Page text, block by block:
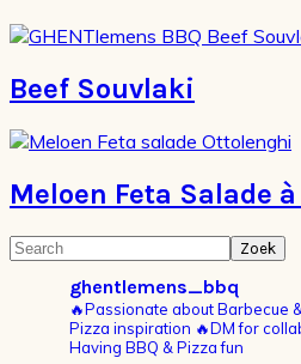
Beef Souvlaki
Meloen Feta Salade
Primaire
Sidebar
Search
ghentlemens_bbq
🔥Passionate about Barbecue
Pizza inspiration 🔥DM for
Having BBQ & Pizza fun